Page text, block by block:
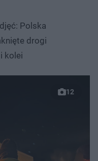
Polska
drogi
kolei
12